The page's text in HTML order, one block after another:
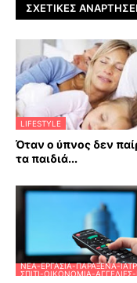
ΣΧΕΤΙΚΈΣ
LIFESTYLE
Όταν ο ύπνος δεν
τα παιδιά...
ΝΈΑ-ΕΡΓΑΣΊΑ-ΠΑΡΆΞΕΝΑ-
ΣΠΊΤΙ-ΟΙΚΟΝΟΜΊΑ-ΑΓΓΕΛΊΕΣ-